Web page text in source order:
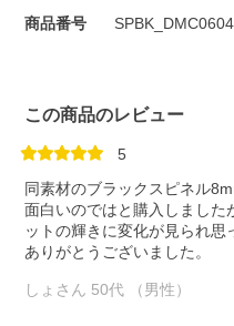
商品番号 SPBK_DMC0604
この商品のレビュー
5
同素材のブラックスピネル
面白いのではと購入しました
ットの輝きに変化が見られ思
ありがとうございました。
しょさん 50代 （男性）